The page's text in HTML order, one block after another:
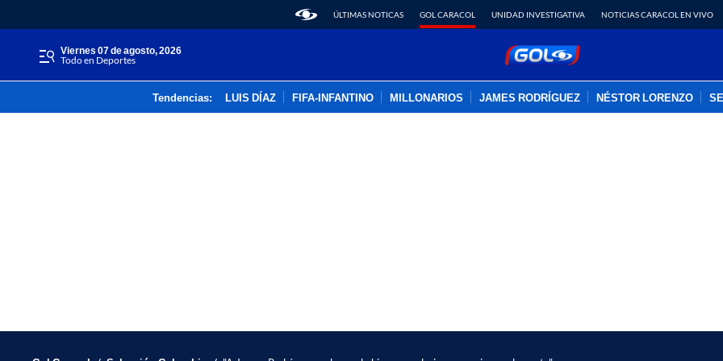
ÚLTIMAS NOTICAS GOL CARACOL UNIDAD INVESTIGATIVA NOTICIAS CARACOL EN VIVO
viernes 07 de agosto, 2026
Todo en Deportes
Tendencias: LUIS DÍAZ FIFA-INFANTINO MILLONARIOS JAMES RODRÍGUEZ NÉSTOR LORENZO